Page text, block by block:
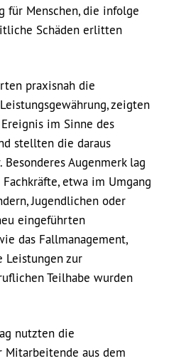
für Menschen, die infolge
Schäden erlitten
praxisnah die
zeigten
im Sinne des
stellten die daraus
Augenmerk lag
etwa im Umgang
Jugendlichen oder
eingeführten
das Fallmanagement,
Leistungen zur
Teilhabe wurden
nutzten die
Mitarbeitende aus dem